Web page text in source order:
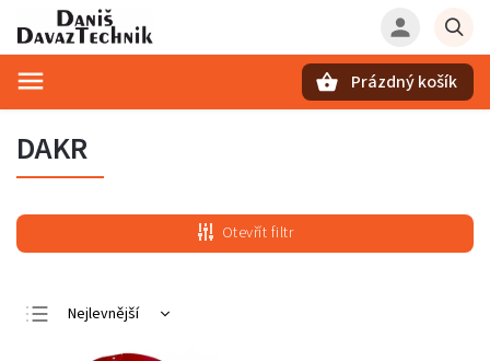
Prázdný košík
DAKR
Otevřít filtr
Nejlevnější
Nejdražší